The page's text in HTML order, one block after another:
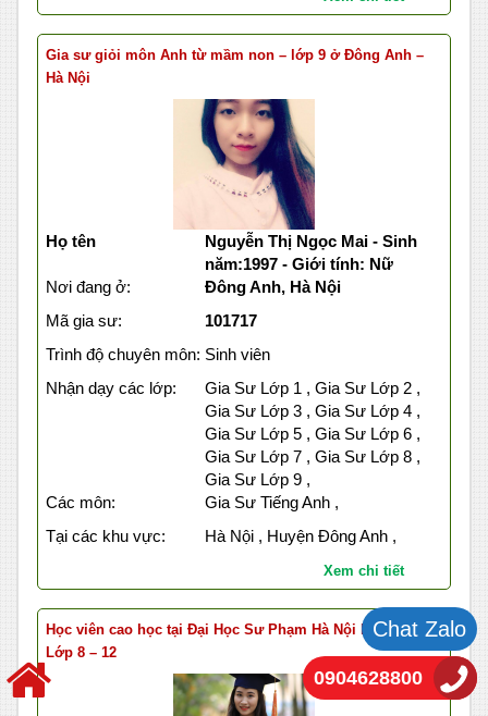
Gia sư giỏi môn Anh từ mầm non – lớp 9 ở Đông Anh –
Hà Nội
Họ tên
Nguyễn Thị Ngọc Mai - Sinh
năm:1997 - Giới tính: Nữ
Nơi đang ở:
Đông Anh, Hà Nội
Mã gia sư:
101717
Trình độ chuyên môn: Sinh viên
Nhận dạy các lớp:
Gia Sư Lớp 1 , Gia Sư Lớp 2 ,
Gia Sư Lớp 3 , Gia Sư Lớp 4 ,
Gia Sư Lớp 5 , Gia Sư Lớp 6 ,
Gia Sư Lớp 7 , Gia Sư Lớp 8 ,
Gia Sư Lớp 9 ,
Các môn:
Gia Sư Tiếng Anh ,
Tại các khu vực:
Hà Nội , Huyện Đông Anh ,
Xem chi tiết
Học viên cao học tại Đại Học Sư Phạm Hà Nội Dạy Hóa
Lớp 8 – 12
Chat Zalo
0904628800